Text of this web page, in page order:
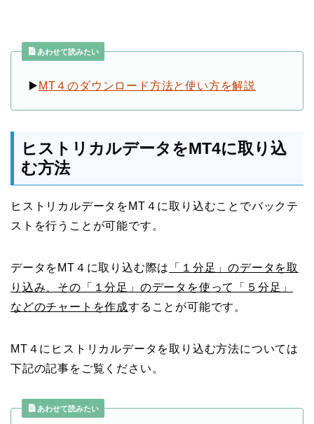
あわせて読みたい
▶️ MT４のダウンロード方法と使い方を解説
ヒストリカルデータをMT4に取り込
む方法
ヒストリカルデータをMT４に取り込むことでバックテ
ストを行うことが可能です。
データをMT４に取り込む際は
「１分足」のデータを取
り込み、その「１分足」のデータを使って「５分足」
などのチャートを作成することが可能です。
MT４にヒストリカルデータを取り込む方法については
下記の記事をご覧ください。
あわせて読みたい